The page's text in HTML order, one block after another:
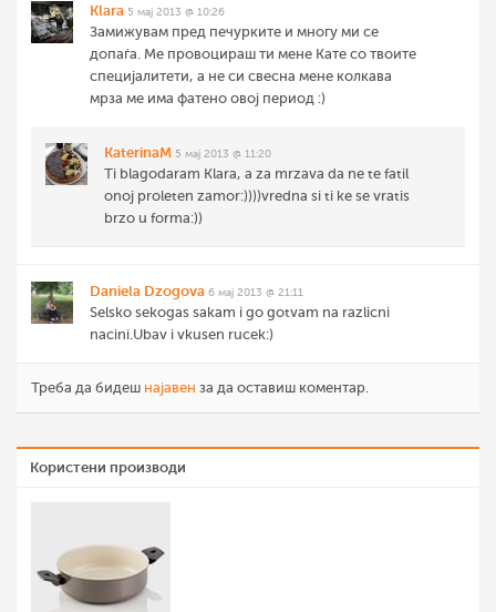
Klara 5 мај 2013 @ 10:26
Замижувам пред печурките и многу ми се
допаѓа. Ме провоцираш ти мене Кате со твоите
специјалитети, а не си свесна мене колкава
мрза ме има фатено овој период :)
KaterinaM 5 мај 2013 @ 11:20
Ti blagodaram Klara, a za mrzava da ne te fatil
onoj proleten zamor:))))vredna si ti ke se vratis
brzo u forma:))
Daniela Dzogova 6 мај 2013 @ 21:11
Selsko sekogas sakam i go gotvam na razlicni
nacini.Ubav i vkusen rucek:)
Треба да бидеш најавен за да оставиш коментар.
Користени производи